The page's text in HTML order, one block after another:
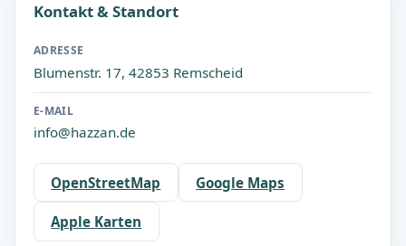
Kontakt & Standort
ADRESSE
Blumenstr. 17, 42853 Remscheid
E-MAIL
info@hazzan.de
OpenStreetMap Google Maps
Apple Karten